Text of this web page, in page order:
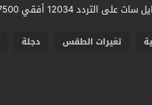
12034 أفقي 27500
تغيرات الطقس دجلة